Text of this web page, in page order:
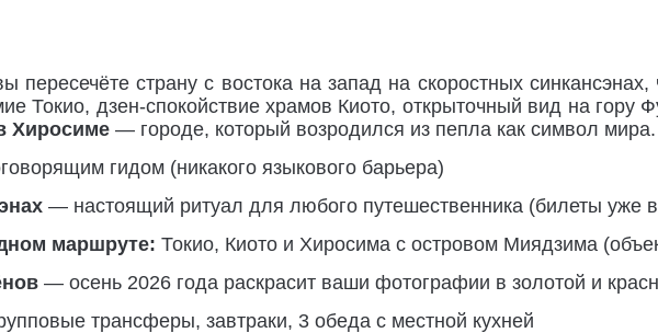
пересечёте страну с востока на запад на скоростных
Токио, дзен-спокойствие храмов Киото, открыточный вид на
Хиросиме — городе, который возродился из пепла как символ мира.
гидом (никакого языкового барьера)
— настоящий ритуал для любого путешественника (билеты уже
маршруте: Токио, Киото и Хиросима с островом Миядзима
— осень 2026 года раскрасит ваши фотографии в золотой и
трансферы, завтраки, 3 обеда с местной кухней